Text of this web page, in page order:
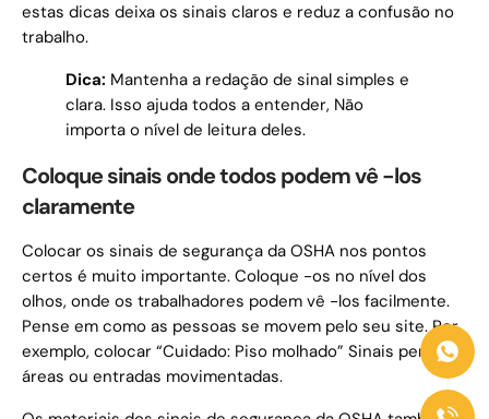
estas dicas deixa os sinais claros e reduz a confusão no
trabalho.
Dica: Mantenha a redação de sinal simples e
clara. Isso ajuda todos a entender, Não
importa o nível de leitura deles.
Coloque sinais onde todos podem vê -los
claramente
Colocar os sinais de segurança da OSHA nos pontos
certos é muito importante. Coloque -os no nível dos
olhos, onde os trabalhadores podem vê -los facilmente.
Pense em como as pessoas se movem pelo seu site. Por
exemplo, colocar “Cuidado: Piso molhado” Sinais perto de
áreas ou entradas movimentadas.